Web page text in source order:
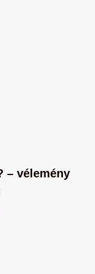
– vélemény